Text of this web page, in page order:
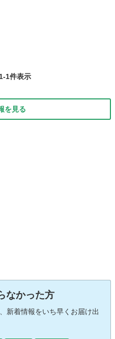
1件表示
を見る
なかった方
新着情報をいち早くお届け出